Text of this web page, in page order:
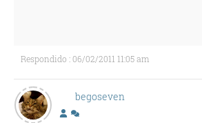
Respondido : 06/02/2011 11:05 am
begoseven